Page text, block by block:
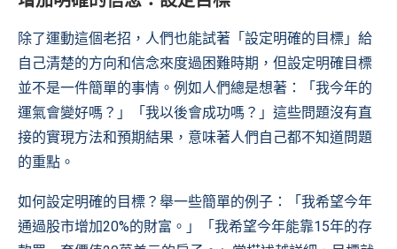
除了運動這個老招，人們也能試著「設定明確的目標」給
自己清楚的方向和信念來度過困難時期，但設定明確目標
並不是一件簡單的事情。例如人們總是想著：「我今年的
運氣會變好嗎？」「我以後會成功嗎？」這些問題沒有直
接的實現方法和預期結果，意味著人們自己都不知道問題
的重點。
如何設定明確的目標？舉一些簡單的例子：「我希望今年
通過股市增加20%的財富。」「我希望今年能靠15年的存